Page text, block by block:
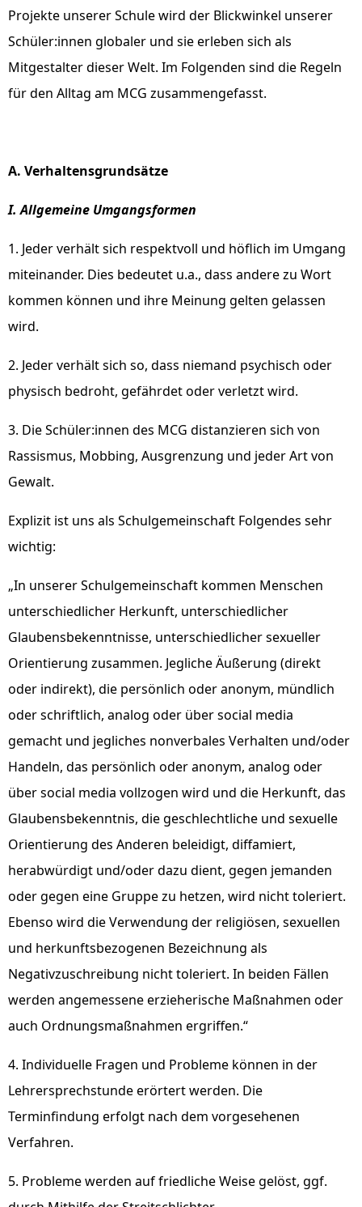
Projekte unserer Schule wird der Blickwinkel unserer
Schüler:innen globaler und sie erleben sich als
Mitgestalter dieser Welt. Im Folgenden sind die Regeln
für den Alltag am MCG zusammengefasst.
A. Verhaltensgrundsätze
I. Allgemeine Umgangsformen
1. Jeder verhält sich respektvoll und höflich im Umgang
miteinander. Dies bedeutet u.a., dass andere zu Wort
kommen können und ihre Meinung gelten gelassen
wird.
2. Jeder verhält sich so, dass niemand psychisch oder
physisch bedroht, gefährdet oder verletzt wird.
3. Die Schüler:innen des MCG distanzieren sich von
Rassismus, Mobbing, Ausgrenzung und jeder Art von
Gewalt.
Explizit ist uns als Schulgemeinschaft Folgendes sehr
wichtig:
„In unserer Schulgemeinschaft kommen Menschen
unterschiedlicher Herkunft, unterschiedlicher
Glaubensbekenntnisse, unterschiedlicher sexueller
Orientierung zusammen. Jegliche Äußerung (direkt
oder indirekt), die persönlich oder anonym, mündlich
oder schriftlich, analog oder über social media
gemacht und jegliches nonverbales Verhalten und/oder
Handeln, das persönlich oder anonym, analog oder
über social media vollzogen wird und die Herkunft, das
Glaubensbekenntnis, die geschlechtliche und sexuelle
Orientierung des Anderen beleidigt, diffamiert,
herabwürdigt und/oder dazu dient, gegen jemanden
oder gegen eine Gruppe zu hetzen, wird nicht toleriert.
Ebenso wird die Verwendung der religiösen, sexuellen
und herkunftsbezogenen Bezeichnung als
Negativzuschreibung nicht toleriert. In beiden Fällen
werden angemessene erzieherische Maßnahmen oder
auch Ordnungsmaßnahmen ergriffen.“
4. Individuelle Fragen und Probleme können in der
Lehrersprechstunde erörtert werden. Die
Terminfindung erfolgt nach dem vorgesehenen
Verfahren.
5. Probleme werden auf friedliche Weise gelöst, ggf.